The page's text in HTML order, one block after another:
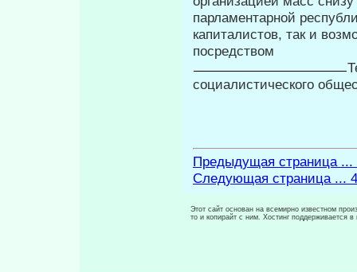
парламентарной
капиталистов, так и
посредством
социалистического
Предыдущая страница ...
Следующая страница ...
Этот сайт основан на всемирно известном
то и копирайт с ним. Хостинг поддерживается